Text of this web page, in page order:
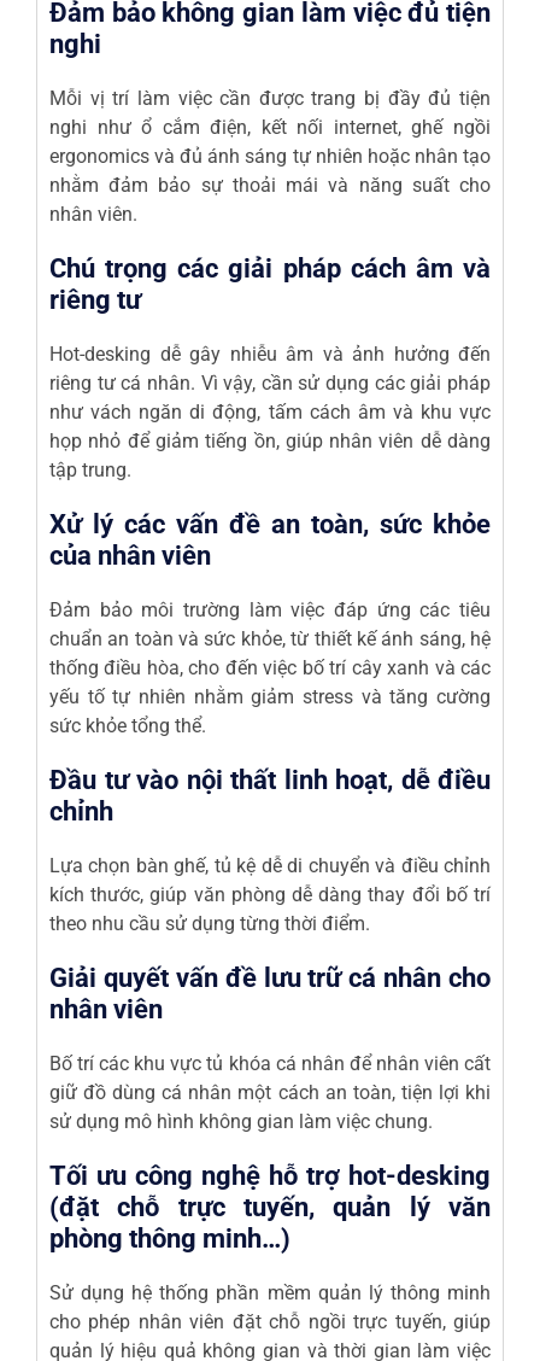
Đảm bảo không gian làm việc đủ tiện
nghi
Mỗi vị trí làm việc cần được trang bị đầy đủ tiện
nghi như ổ cắm điện, kết nối internet, ghế ngồi
ergonomics và đủ ánh sáng tự nhiên hoặc nhân tạo
nhằm đảm bảo sự thoải mái và năng suất cho
nhân viên.
Chú trọng các giải pháp cách âm và
riêng tư
Hot-desking dễ gây nhiễu âm và ảnh hưởng đến
riêng tư cá nhân. Vì vậy, cần sử dụng các giải pháp
như vách ngăn di động, tấm cách âm và khu vực
họp nhỏ để giảm tiếng ồn, giúp nhân viên dễ dàng
tập trung.
Xử lý các vấn đề an toàn, sức khỏe
của nhân viên
Đảm bảo môi trường làm việc đáp ứng các tiêu
chuẩn an toàn và sức khỏe, từ thiết kế ánh sáng, hệ
thống điều hòa, cho đến việc bố trí cây xanh và các
yếu tố tự nhiên nhằm giảm stress và tăng cường
sức khỏe tổng thể.
Đầu tư vào nội thất linh hoạt, dễ điều
chỉnh
Lựa chọn bàn ghế, tủ kệ dễ di chuyển và điều chỉnh
kích thước, giúp văn phòng dễ dàng thay đổi bố trí
theo nhu cầu sử dụng từng thời điểm.
Giải quyết vấn đề lưu trữ cá nhân cho
nhân viên
Bố trí các khu vực tủ khóa cá nhân để nhân viên cất
giữ đồ dùng cá nhân một cách an toàn, tiện lợi khi
sử dụng mô hình không gian làm việc chung.
Tối ưu công nghệ hỗ trợ hot-desking
(đặt chỗ trực tuyến, quản lý văn
phòng thông minh…)
Sử dụng hệ thống phần mềm quản lý thông minh
cho phép nhân viên đặt chỗ ngồi trực tuyến, giúp
quản lý hiệu quả không gian và thời gian làm việc